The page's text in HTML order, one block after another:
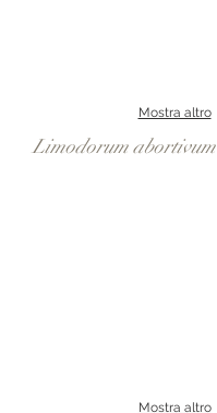
Mostra altro
Limodorum abortivum
Mostra altro